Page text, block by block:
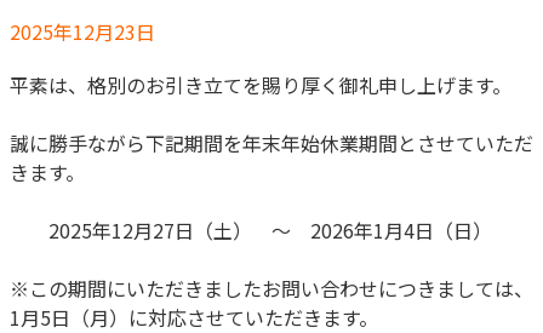
2025年12月23日
平素は、格別のお引き立てを賜り厚く御礼申し上げます。
誠に勝手ながら下記期間を年末年始休業期間とさせていただ
きます。
2025年12月27日（土） ～ 2026年1月4日（日）
※この期間にいただきましたお問い合わせにつきましては、
1月5日（月）に対応させていただきます。